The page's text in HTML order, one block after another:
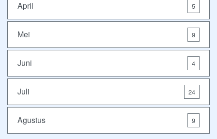
April 5
Mei 9
Juni 4
Juli 24
Agustus 9